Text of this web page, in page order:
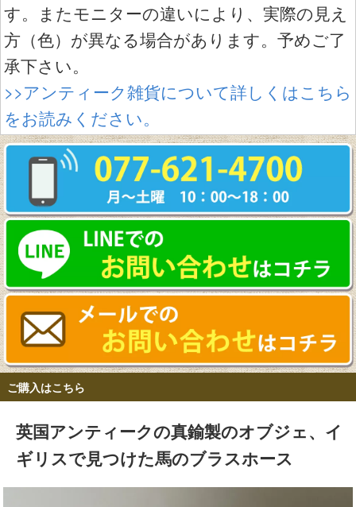
す。またモニターの違いにより、実際の見え
方（色）が異なる場合があります。予めご了
承下さい。
>>アンティーク雑貨について詳しくはこちら
をお読みください。
ご購入はこちら
英国アンティークの真鍮製のオブジェ、イ
ギリスで見つけた馬のブラスホース